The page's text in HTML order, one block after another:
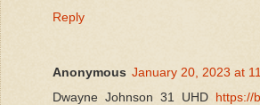
Reply
Anonymous January 20, 2023 at
Dwayne Johnson 31 UHD https://